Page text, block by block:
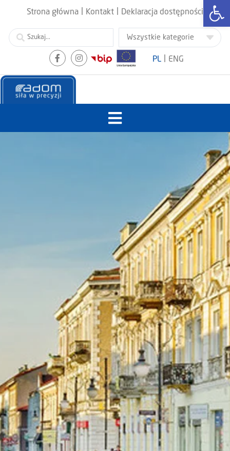
Strona główna Kontakt Deklaracja dostępności
PL ENG